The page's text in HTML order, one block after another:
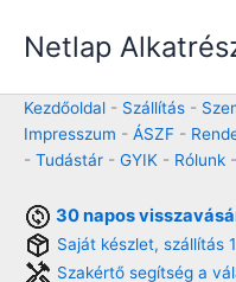
Netlap
Kezdőoldal - Szállítás -
Impresszum - ÁSZF -
- Tudástár - GYIK - Rólunk -
30 napos
Saját készlet, szállítás
Szakértő segítség a